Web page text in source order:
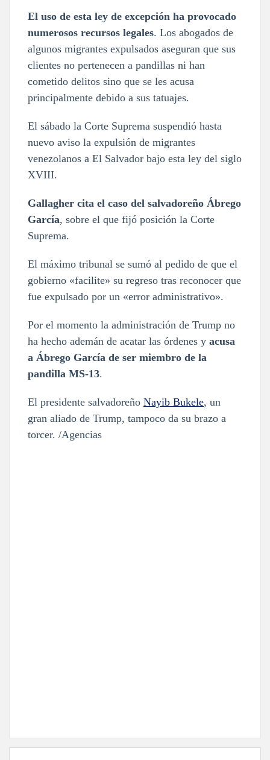
El uso de esta ley de excepción ha provocado
numerosos recursos legales. Los abogados de
algunos migrantes expulsados aseguran que sus
clientes no pertenecen a pandillas ni han
cometido delitos sino que se les acusa
principalmente debido a sus tatuajes.
El sábado la Corte Suprema suspendió hasta
nuevo aviso la expulsión de migrantes
venezolanos a El Salvador bajo esta ley del siglo
XVIII.
Gallagher cita el caso del salvadoreño Ábrego
García, sobre el que fijó posición la Corte
Suprema.
El máximo tribunal se sumó al pedido de que el
gobierno «facilite» su regreso tras reconocer que
fue expulsado por un «error administrativo».
Por el momento la administración de Trump no
ha hecho ademán de acatar las órdenes y acusa
a Ábrego García de ser miembro de la
pandilla MS-13.
El presidente salvadoreño Nayib Bukele, un
gran aliado de Trump, tampoco da su brazo a
torcer. /Agencias